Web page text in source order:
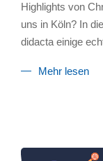
Highlights von
uns in Köln? In
didacta einige
Mehr lesen